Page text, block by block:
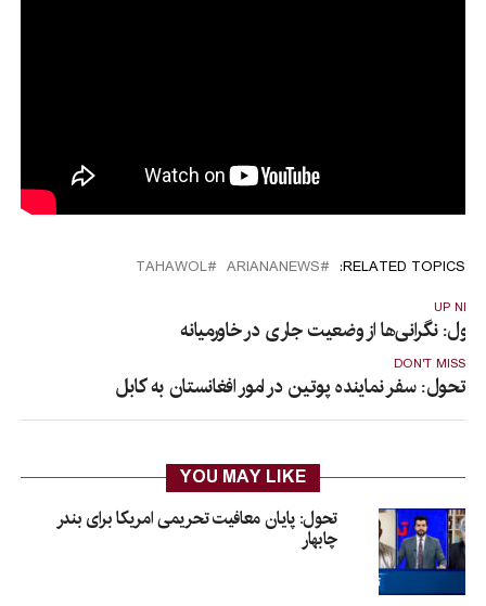
RELATED TOPICS:
ARIANANEWS
TAHAWOL
UP
نگرانی‌ها از وضعیت جاری در خاورمیانه
DON'T MISS
تحول: سفر نماینده پوتین در امور افغانستان به کابل
YOU MAY LIKE
تحول: پایان معافیت تحریمی امریکا برای بندر
چابهار